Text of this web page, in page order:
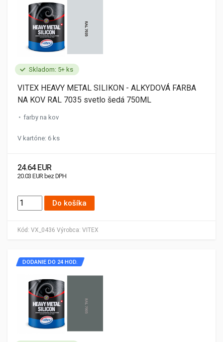
Skladom: 5+ ks
Kód: VX_0436 Výrobca: VITEX
VITEX HEAVY METAL SILIKON - ALKYDOVÁ FARBA
NA KOV RAL 7035 svetlo šedá 750ML
farby na kov
V kartóne: 6 ks
24.64 EUR
20.03 EUR bez DPH
Do košíka
DODANIE DO 24 HOD.